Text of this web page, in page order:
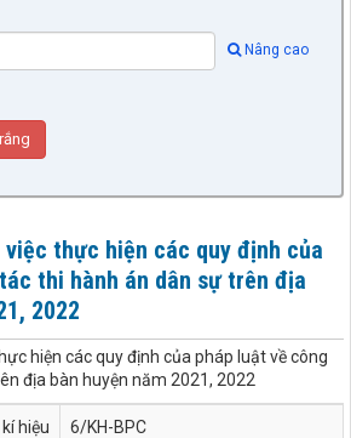
Nâng cao
việc thực hiện các quy định của
thi hành án dân sự trên địa
2022
hiện các quy định của pháp luật về công
địa bàn huyện năm 2021, 2022
hiệu 6/KH-BPC